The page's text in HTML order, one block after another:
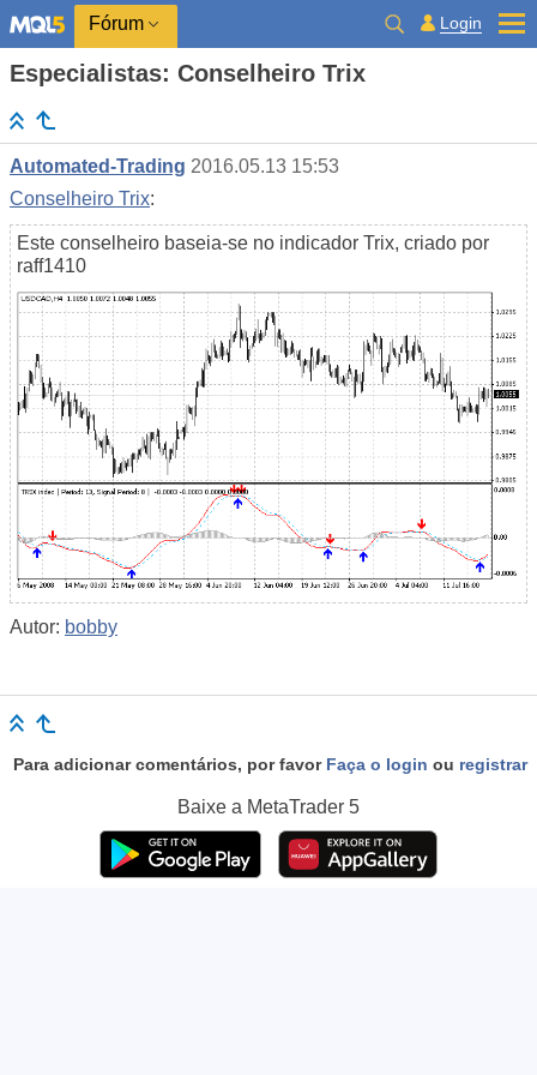
Fórum Login
Especialistas: Conselheiro Trix
Automated-Trading 2016.05.13 15:53
Conselheiro Trix:
Este conselheiro baseia-se no indicador Trix, criado por
raff1410
Autor: bobby
Para adicionar comentários, por favor Faça o login ou registrar
Baixe a MetaTrader 5